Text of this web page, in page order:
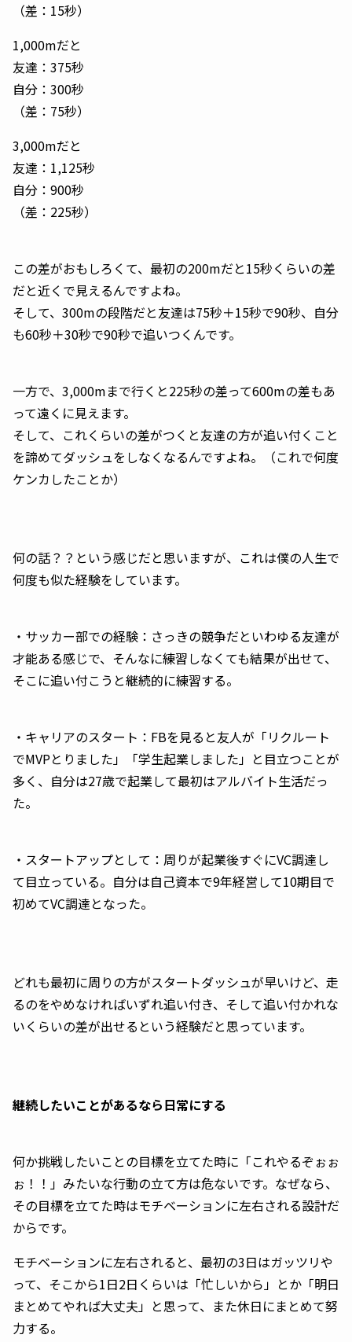
（差：15秒）
1,000mだと
友達：375秒
自分：300秒
（差：75秒）
3,000mだと
友達：1,125秒
自分：900秒
（差：225秒）
この差がおもしろくて、最初の200mだと15秒くらいの差
だと近くで見えるんですよね。
そして、300mの段階だと友達は75秒＋15秒で90秒、自分
も60秒＋30秒で90秒で追いつくんです。
一方で、3,000mまで行くと225秒の差って600mの差もあ
って遠くに見えます。
そして、これくらいの差がつくと友達の方が追い付くこと
を諦めてダッシュをしなくなるんですよね。（これで何度
ケンカしたことか）
何の話？？という感じだと思いますが、これは僕の人生で
何度も似た経験をしています。
・サッカー部での経験：さっきの競争だといわゆる友達が
才能ある感じで、そんなに練習しなくても結果が出せて、
そこに追い付こうと継続的に練習する。
・キャリアのスタート：FBを見ると友人が「リクルート
でMVPとりました」「学生起業しました」と目立つことが
多く、自分は27歳で起業して最初はアルバイト生活だっ
た。
・スタートアップとして：周りが起業後すぐにVC調達し
て目立っている。自分は自己資本で9年経営して10期目で
初めてVC調達となった。
どれも最初に周りの方がスタートダッシュが早いけど、走
るのをやめなければいずれ追い付き、そして追い付かれな
いくらいの差が出せるという経験だと思っています。
継続したいことがあるなら日常にする
何か挑戦したいことの目標を立てた時に「これやるぞぉぉ
ぉ！！」みたいな行動の立て方は危ないです。なぜなら、
その目標を立てた時はモチベーションに左右される設計だ
からです。
モチベーションに左右されると、最初の3日はガッツリや
って、そこから1日2日くらいは「忙しいから」とか「明日
まとめてやれば大丈夫」と思って、また休日にまとめて努
力する。